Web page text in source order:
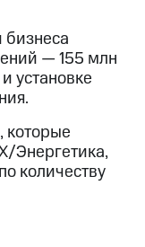
бизнеса
— 155 млн
установке
которые
Энергетика,
количеству